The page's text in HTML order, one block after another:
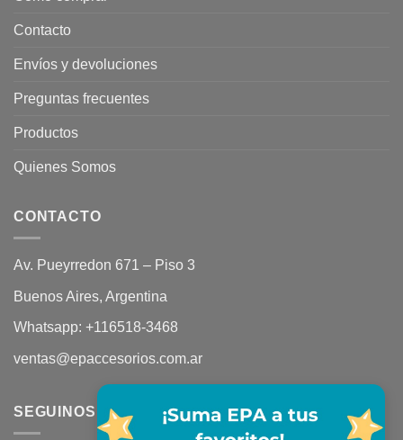
Contacto
Envíos y devoluciones
Preguntas frecuentes
Productos
Quienes Somos
CONTACTO
Av. Pueyrredon 671 – Piso 3
Buenos Aires, Argentina
Whatsapp: +116518-3468
ventas@epaccesorios.com.ar
SEGUINOS EN REDES